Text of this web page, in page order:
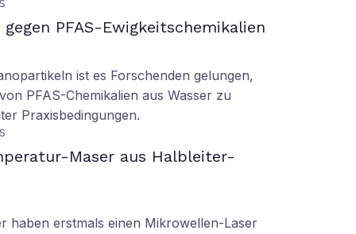
PFAS-Ewigkeitschemikalien
ist es Forschenden gelungen,
PFAS-Chemikalien aus Wasser zu
Praxisbedingungen.
Maser aus Halbleiter-
haben erstmals einen Mikrowellen-Laser